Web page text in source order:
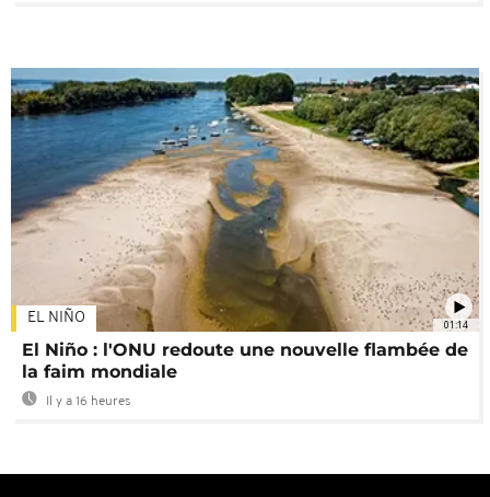
01:14
EL NIÑO
El Niño : l'ONU redoute une nouvelle flambée de
la faim mondiale
Il y a 16 heures